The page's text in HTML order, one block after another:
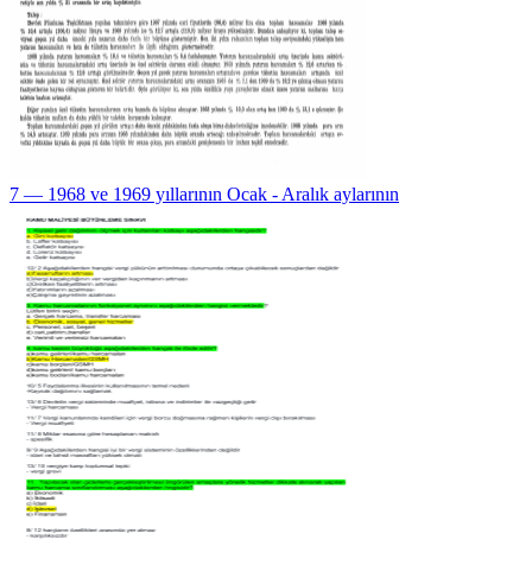
7 — 1968 ve 1969 yıllarının Ocak - Aralık aylarının